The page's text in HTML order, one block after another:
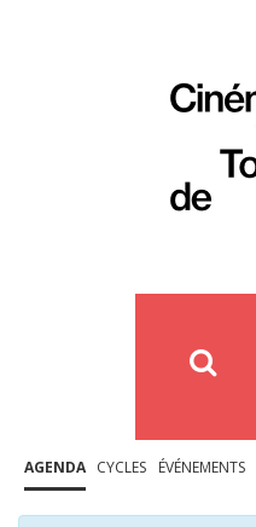
AGENDA CYCLES ÉVÉNEMENTS